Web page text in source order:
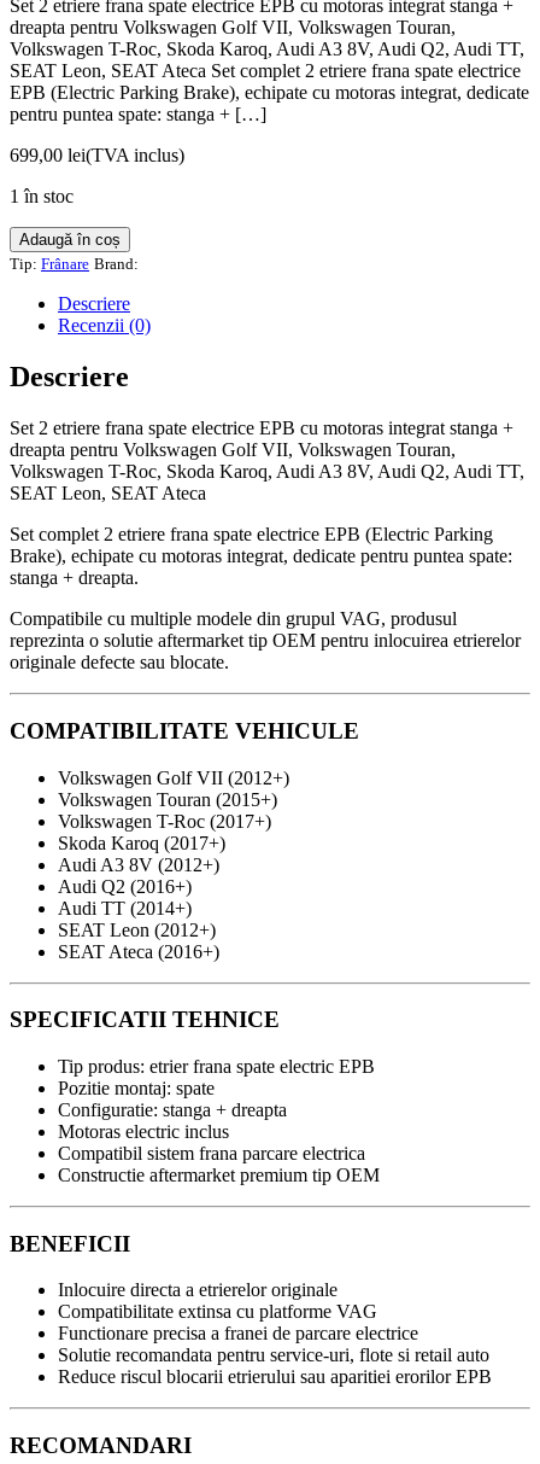
Set 2 etriere frana spate electrice EPB cu motoras integrat stanga +
dreapta pentru Volkswagen Golf VII, Volkswagen Touran,
Volkswagen T-Roc, Skoda Karoq, Audi A3 8V, Audi Q2, Audi TT,
SEAT Leon, SEAT Ateca Set complet 2 etriere frana spate electrice
EPB (Electric Parking Brake), echipate cu motoras integrat, dedicate
pentru puntea spate: stanga + […]
699,00 lei(TVA inclus)
1 în stoc
Cantitate
Set
etriere
frana
electrice
EPB
motoras
integrat
stanga
+
pentru
Volkswagen
Golf
Volkswagen
Touran,
Volkswagen
T-
Skoda
Audi
Audi
Audi
SEAT
Leon,
Adaugă în coș
Tip: Frânare Brand:
Descriere
Recenzii (0)
Descriere
Set 2 etriere frana spate electrice EPB cu motoras integrat stanga +
dreapta pentru Volkswagen Golf VII, Volkswagen Touran,
Volkswagen T-Roc, Skoda Karoq, Audi A3 8V, Audi Q2, Audi TT,
SEAT Leon, SEAT Ateca
Set complet 2 etriere frana spate electrice EPB (Electric Parking
Brake), echipate cu motoras integrat, dedicate pentru puntea spate:
stanga + dreapta.
Compatibile cu multiple modele din grupul VAG, produsul
reprezinta o solutie aftermarket tip OEM pentru inlocuirea etrierelor
originale defecte sau blocate.
COMPATIBILITATE VEHICULE
Volkswagen Golf VII (2012+)
Volkswagen Touran (2015+)
Volkswagen T-Roc (2017+)
Skoda Karoq (2017+)
Audi A3 8V (2012+)
Audi Q2 (2016+)
Audi TT (2014+)
SEAT Leon (2012+)
SEAT Ateca (2016+)
SPECIFICATII TEHNICE
Tip produs: etrier frana spate electric EPB
Pozitie montaj: spate
Configuratie: stanga + dreapta
Motoras electric inclus
Compatibil sistem frana parcare electrica
Constructie aftermarket premium tip OEM
BENEFICII
Inlocuire directa a etrierelor originale
Compatibilitate extinsa cu platforme VAG
Functionare precisa a franei de parcare electrice
Solutie recomandata pentru service-uri, flote si retail auto
Reduce riscul blocarii etrierului sau aparitiei erorilor EPB
RECOMANDARI